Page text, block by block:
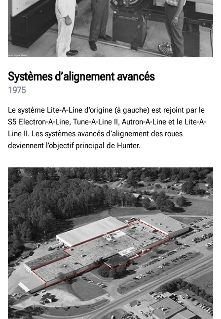
Systèmes d’alignement avancés
1975
Le système Lite-A-Line d’origine (à gauche) est rejoint par le
S5 Electron-A-Line, Tune-A-Line II, Autron-A-Line et le Lite-A-
Line II. Les systèmes avancés d’alignement des roues
deviennent l’objectif principal de Hunter.